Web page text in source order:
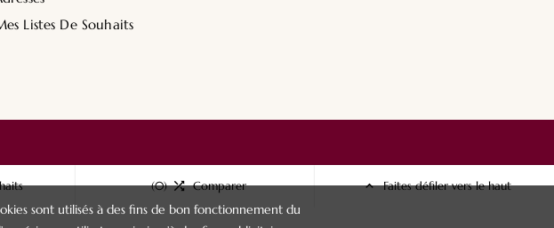
sont utilisés à des fins de bon fonctionnement du
Listes De Souhaits
(0)  Comparer  Faites défiler vers le haut